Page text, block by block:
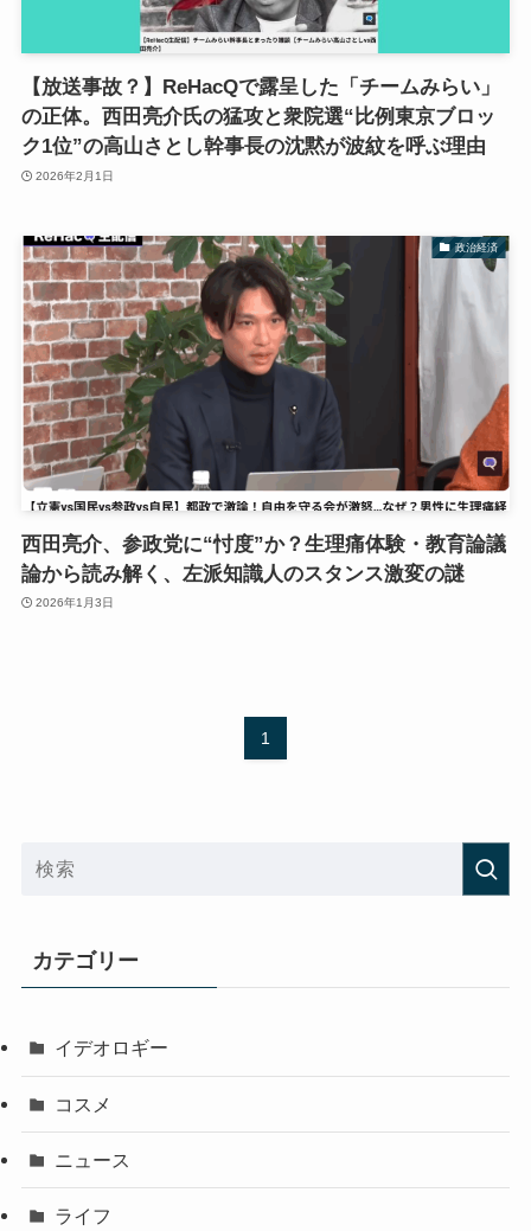
【放送事故？】ReHacQで露呈した「チームみらい」
の正体。西田亮介氏の猛攻と衆院選“比例東京ブロッ
ク1位”の高山さとし幹事長の沈黙が波紋を呼ぶ理由
2026年2月1日
政治経済
西田亮介、参政党に“忖度”か？生理痛体験・教育論議
論から読み解く、左派知識人のスタンス激変の謎
2026年1月3日
1
カテゴリー
イデオロギー
コスメ
ニュース
ライフ